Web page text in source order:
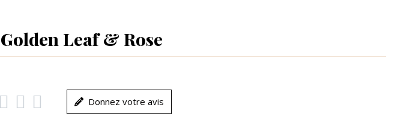
Leaf & Rose
   Donnez votre avis